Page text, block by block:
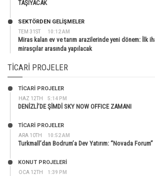
TAŞIYACAK
TEM 31ST 10:12 AM
SEKTÖRDEN GELIŞMELER
Miras kalan ev ve tarım arazilerinde yeni dönem: İlk
mirasçılar arasında yapılacak
TICARI PROJELER
HAZ 12TH 5:14 PM
TİCARİ PROJELER
DENİZLİ’DE ŞİMDİ SKY NOW OFFICE ZAMANI
ARA 10TH 10:52 AM
TİCARİ PROJELER
Turkmall’dan Bodrum’a Dev Yatırım: “Novada Forum”
OCA 12TH 1:39 PM
KONUT PROJELERI